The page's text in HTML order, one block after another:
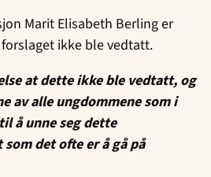
Marit Elisabeth Berling er
ikke ble vedtatt.
at dette ikke ble vedtatt, og
av alle ungdommene som i
å unne seg dette
det ofte er å gå på